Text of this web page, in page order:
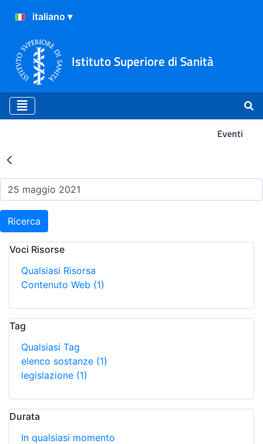
Istituto Superiore di Sanità
Eventi
Risultati della Ricerca -
Ricerca
Voci Risorse
Qualsiasi Risorsa
Contenuto Web (1)
Tag
Qualsiasi Tag
elenco sostanze (1)
legislazione (1)
Durata
In qualsiasi momento